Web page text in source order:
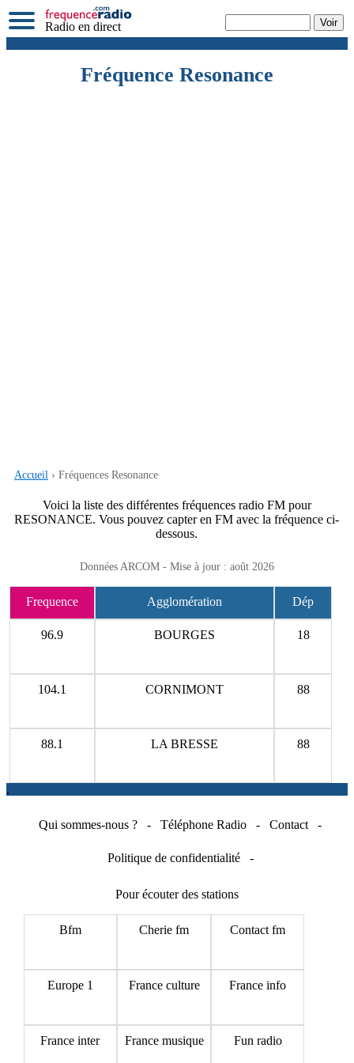
Radio en direct
Fréquence Resonance
Accueil › Fréquences Resonance
Voici la liste des différentes fréquences radio FM pour
RESONANCE. Vous pouvez capter en FM avec la fréquence ci-
dessous.
Données ARCOM - Mise à jour : août 2026
Frequence Agglomération Dép
96.9 BOURGES 18
104.1 CORNIMONT 88
88.1 LA BRESSE 88
.
Qui sommes-nous ? - Téléphone Radio - Contact -
Politique de confidentialité -
Pour écouter des stations
Bfm Cherie fm Contact fm
Europe 1 France culture France info
France inter France musique Fun radio